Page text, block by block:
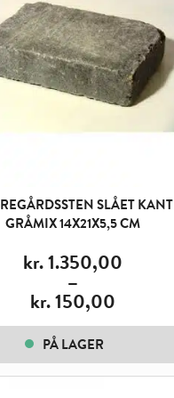
SLÅET KANT
GRÅMIX 14X21X5,5 CM
kr.150,00
–
kr.1.350,00
PÅ LAGER